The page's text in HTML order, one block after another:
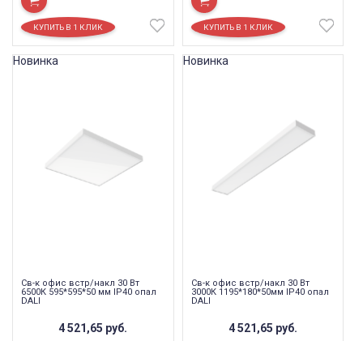
Св-к офис встр/накл 30 Вт
6500К 595*595*50 мм IP40 опал
DALI
4 521,65 руб.
Новинка
Св-к офис встр/накл 30 Вт
3000К 1195*180*50мм IP40 опал
DALI
4 521,65 руб.
Новинка